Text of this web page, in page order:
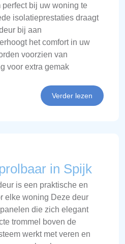
bij uw woning te
isolatieprestaties draagt
bij aan
het comfort in uw
voorzien van
voor extra gemak
Verder lezen
in Spijk
is een praktische en
elke woning Deze deur
die zich elegant
trommel boven de
werkt met veren en